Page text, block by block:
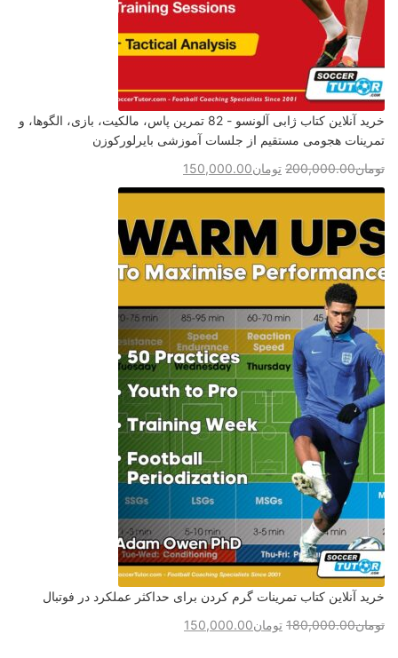
خرید آنلاین کتاب ژابی آلونسو - 82 تمرین پاس، مالکیت، بازی، الگوها، و
تمرینات هجومی مستقیم از جلسات آموزشی بایرلورکوزن
تومان200,000.00 تومان150,000.00
خرید آنلاین کتاب تمرینات گرم کردن برای حداکثر عملکرد در فوتبال
تومان180,000.00 تومان150,000.00